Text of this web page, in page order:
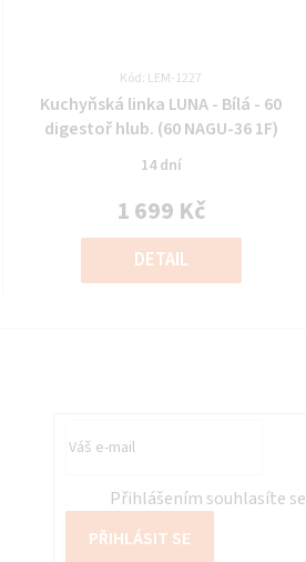
Kód: LEM-1227
Průměrné
hodnocení
produktu
je
0,0
z
5
hvězdiček.
Kuchyňská linka LUNA - Bílá - 60
digestoř hlub. (60 NAGU-36 1F)
14 dní
1 699 Kč
Měrná
cena:
DETAIL
Přihlášením souhlasíte se
PŘIHLÁSIT SE